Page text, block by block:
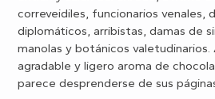
correveidiles, funcionarios venales,
diplomáticos, arribistas, damas de
manolas y botánicos valetudinarios.
agradable y ligero aroma de
parece desprenderse de sus